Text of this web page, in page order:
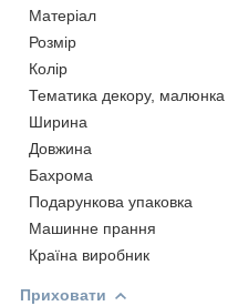
Матеріал
Розмір
Колір
Тематика декору, малюнка
Ширина
Довжина
Бахрома
Подарункова упаковка
Машинне прання
Країна виробник
Приховати